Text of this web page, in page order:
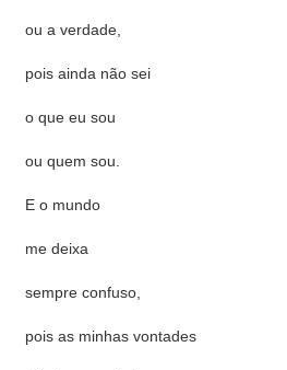
ou a verdade,
pois ainda não sei
o que eu sou
ou quem sou.
E o mundo
me deixa
sempre confuso,
pois as minhas vontades